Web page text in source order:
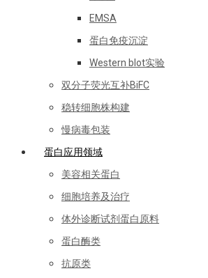
EMSA
蛋白免疫沉淀
Western blot实验
双分子荧光互补BiFC
稳转细胞株构建
慢病毒包装
蛋白应用领域
美容相关蛋白
细胞培养及治疗
体外诊断试剂蛋白原料
蛋白酶类
抗原类